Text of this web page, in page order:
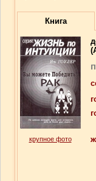
Книга
крупное фото